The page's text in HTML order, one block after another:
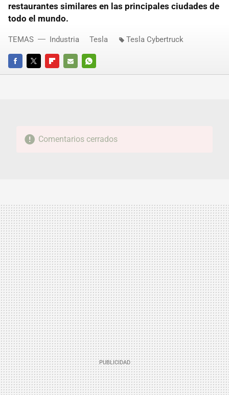
restaurantes similares en las principales ciudades de
todo el mundo.
FACEBOOKTWITTERFLIPBOARD
E-
WHATSAPP
TEMAS Industria Tesla Tesla Cybertruck
Comentarios cerrados